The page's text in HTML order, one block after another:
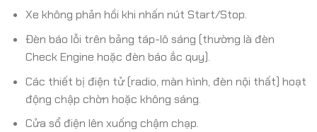
Xe không phản hồi khi nhấn nút Start/Stop.
Đèn báo lỗi trên bảng táp-lô sáng (thường là đèn
Check Engine hoặc đèn báo ắc quy).
Các thiết bị điện tử (radio, màn hình, đèn nội thất) hoạt
động chập chờn hoặc không sáng.
Cửa sổ điện lên xuống chậm chạp.